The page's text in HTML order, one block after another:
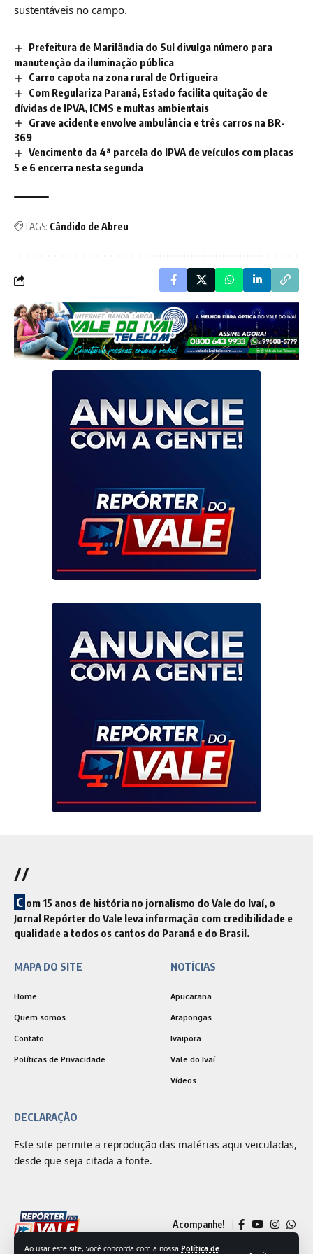
Ao usar este site, você concorda com a nossa Política de
sustentáveis no campo.
Prefeitura de Marilândia do Sul divulga número para
manutenção da iluminação pública
Carro capota na zona rural de Ortigueira
Com Regulariza Paraná, Estado facilita quitação de
dívidas de IPVA, ICMS e multas ambientais
Grave acidente envolve ambulância e três carros na BR-
369
Vencimento da 4ª parcela do IPVA de veículos com placas
5 e 6 encerra nesta segunda
TAGS: Cândido de Abreu
//
C om 15 anos de história no jornalismo do Vale do Ivaí, o
Jornal Repórter do Vale leva informação com credibilidade e
qualidade a todos os cantos do Paraná e do Brasil.
MAPA DO SITE
Home
Quem somos
Contato
Políticas de Privacidade
NOTÍCIAS
Apucarana
Arapongas
Ivaiporã
Vale do Ivaí
Vídeos
DECLARAÇÃO
Este site permite a reprodução das matérias aqui veiculadas,
desde que seja citada a fonte.
Acompanhe!